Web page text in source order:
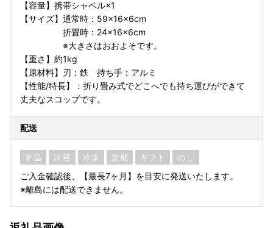
【容量】携帯シャベル×1
【サイズ】通常時：59×16×6cm
折畳時：24×16×6cm
※大きさはおおよそです。
【重さ】約1kg
【原材料】刃：鉄 持ち手：アルミ
【性能/特長】：折り畳み式でどこへでも持ち運びができて
丈夫なスコップです。
配送
常温 冷蔵 冷凍 定期 ギフト のし
ご入金確認後、【最長7ヶ月】を目安に発送いたします。
※離島には配送できません。